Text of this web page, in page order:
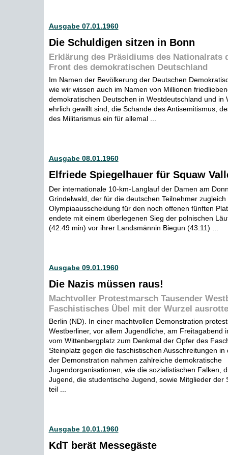
Ausgabe 07.01.1960
Die Schuldigen sitzen in Bonn
Erklärung des Präsidiums des Nationalrats
Front des demokratischen Deutschland
Im Namen der Bevölkerung der Deutschen
wie wir wissen auch im Namen von Millionen
demokratischen Deutschen in Westdeutschland und in
ehrlich gewillt sind, die Schande des Antisemitismus,
des Militarismus ein für allemal ...
Ausgabe 08.01.1960
Elfriede Spiegelhauer für Squaw
Der internationale 10-km-Langlauf der Damen am
Grindelwald, der für die deutschen Teilnehmer zugleich
Olympiaausscheidung für den noch offenen fünften
endete mit einem überlegenen Sieg der polnischen
(42:49 min) vor ihrer Landsmännin Biegun (43:11) ...
Ausgabe 09.01.1960
Die Nazis müssen raus!
Machtvoller Protestmarsch Tausender
Faschistisches Übel mit der Wurzel
Berlin (ND). In einer machtvollen Demonstration
Westberliner, vor allem Jugendliche, am Freitagabend
vom Wittenbergplatz zum Denkmal der Opfer des
Steinplatz gegen die faschistischen Ausschreitungen in
der Demonstration nahmen zahlreiche demokratische
Jugendorganisationen, wie die sozialistischen Falken,
Jugend, die studentische Jugend, sowie Mitglieder der
teil ...
Ausgabe 10.01.1960
KdT berät Messegäste